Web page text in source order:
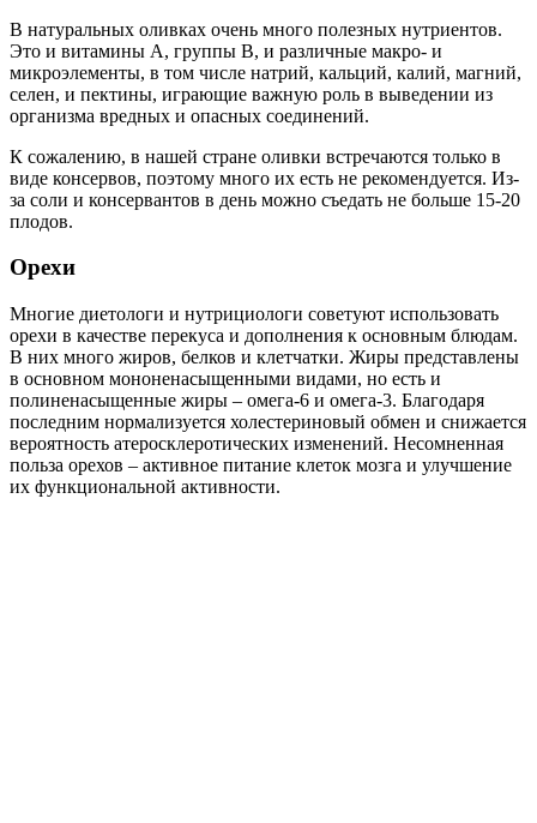
В натуральных оливках очень много полезных нутриентов.
Это и витамины А, группы В, и различные макро- и
микроэлементы, в том числе натрий, кальций, калий, магний,
селен, и пектины, играющие важную роль в выведении из
организма вредных и опасных соединений.
К сожалению, в нашей стране оливки встречаются только в
виде консервов, поэтому много их есть не рекомендуется. Из-
за соли и консервантов в день можно съедать не больше 15-20
плодов.
Орехи
Многие диетологи и нутрициологи советуют использовать
орехи в качестве перекуса и дополнения к основным блюдам.
В них много жиров, белков и клетчатки. Жиры представлены
в основном мононенасыщенными видами, но есть и
полиненасыщенные жиры – омега-6 и омега-3. Благодаря
последним нормализуется холестериновый обмен и снижается
вероятность атеросклеротических изменений. Несомненная
польза орехов – активное питание клеток мозга и улучшение
их функциональной активности.